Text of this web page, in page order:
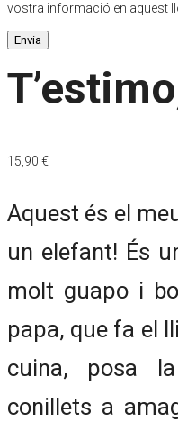
vostra informació en aquest
15,90 €
Aquest és el
un elefant! És
molt guapo i
papa, que fa el
cuina, posa
conillets a